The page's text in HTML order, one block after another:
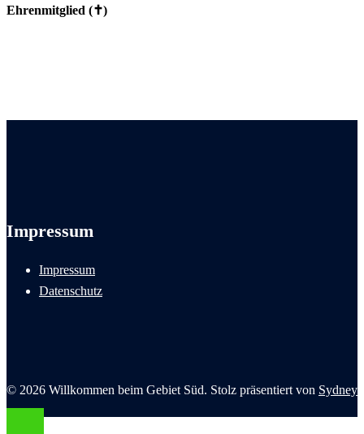
Ehrenmitglied (✝)
Impressum
Impressum
Datenschutz
© 2026 Willkommen beim Gebiet Süd. Stolz präsentiert von Sydney